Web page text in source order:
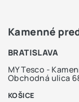
Kamenné
BRATISLAVA
MY Tesco -
Obchodná ulica
KOŠICE